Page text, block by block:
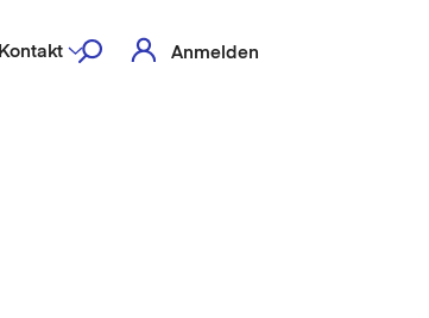
Kontakt Anmelden